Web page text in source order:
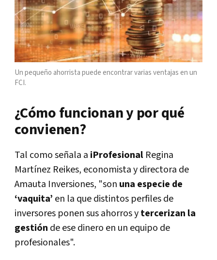
Un pequeño ahorrista puede encontrar varias ventajas en un
FCI.
¿Cómo funcionan y por qué
convienen?
Tal como señala a iProfesional Regina
Martínez Reikes, economista y directora de
Amauta Inversiones, "son una especie de
‘vaquita’ en la que distintos perfiles de
inversores ponen sus ahorros ytercerizan la
gestión de ese dinero en un equipo de
profesionales".